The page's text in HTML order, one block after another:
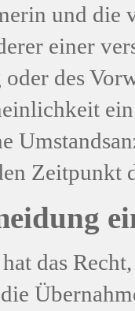
und die
einer
des
Zeitpunkt
das